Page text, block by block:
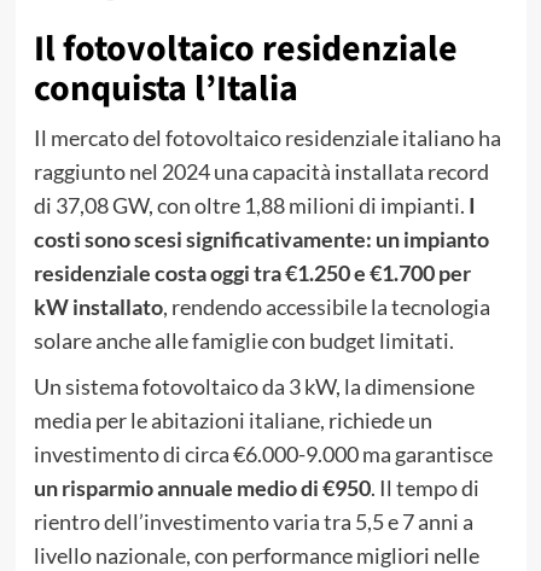
Il fotovoltaico residenziale
conquista l’Italia
Il mercato del fotovoltaico residenziale italiano ha
raggiunto nel 2024 una capacità installata record
di 37,08 GW, con oltre 1,88 milioni di impianti. I
costi sono scesi significativamente: un impianto
residenziale costa oggi tra €1.250 e €1.700 per
kW installato, rendendo accessibile la tecnologia
solare anche alle famiglie con budget limitati.
Un sistema fotovoltaico da 3 kW, la dimensione
media per le abitazioni italiane, richiede un
investimento di circa €6.000-9.000 ma garantisce
un risparmio annuale medio di €950. Il tempo di
rientro dell’investimento varia tra 5,5 e 7 anni a
livello nazionale, con performance migliori nelle